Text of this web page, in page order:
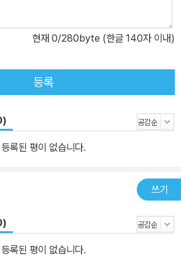
현재 0/280byte (한글 140자 이내)
등록
등록된 평이 없습니다.
쓰기
등록된 평이 없습니다.